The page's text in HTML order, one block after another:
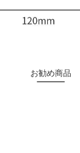
お勧め商品